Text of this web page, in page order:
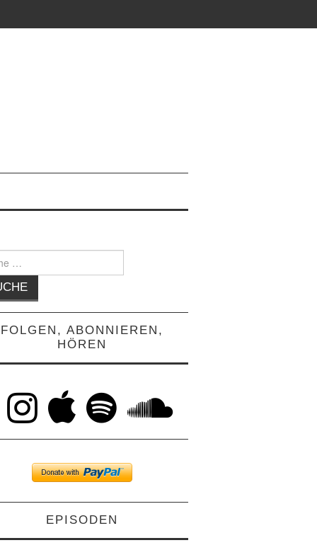
FOLGEN, ABONNIEREN,
HÖREN
EPISODEN